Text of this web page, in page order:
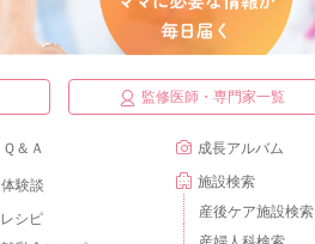
監修医師・専門家一覧
Ｑ＆Ａ
体験談
レシピ
成長アルバム
施設検索
産後ケア施設検索